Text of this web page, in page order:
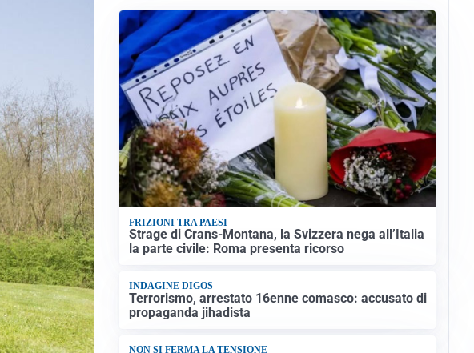
FRIZIONI TRA PAESI
Strage di Crans-Montana, la Svizzera nega all’Italia
la parte civile: Roma presenta ricorso
INDAGINE DIGOS
Terrorismo, arrestato 16enne comasco: accusato di
propaganda jihadista
NON SI FERMA LA TENSIONE